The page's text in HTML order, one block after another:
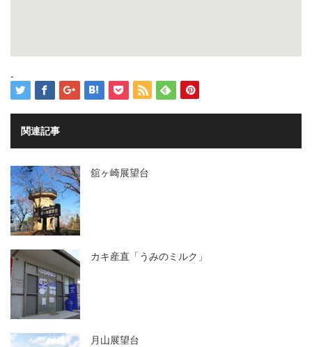
-
関連記事
舘ヶ崎展望台
カキ産直「うみのミルク」
月山展望台